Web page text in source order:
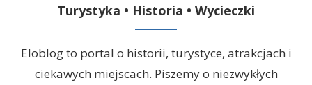
Turystyka • Historia • Wycieczki
Eloblog to portal o historii, turystyce, atrakcjach i
ciekawych miejscach. Piszemy o niezwykłych